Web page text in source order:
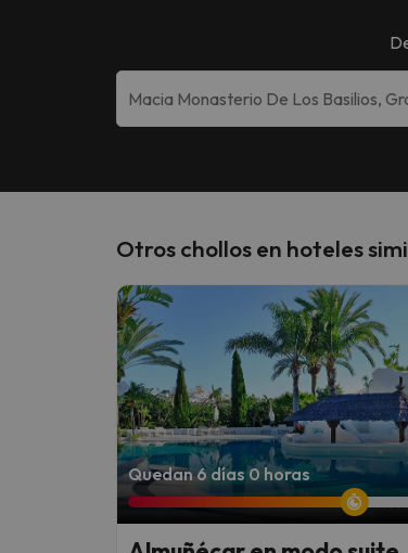
Otros chollos en hoteles
Quedan 6 días 0 horas